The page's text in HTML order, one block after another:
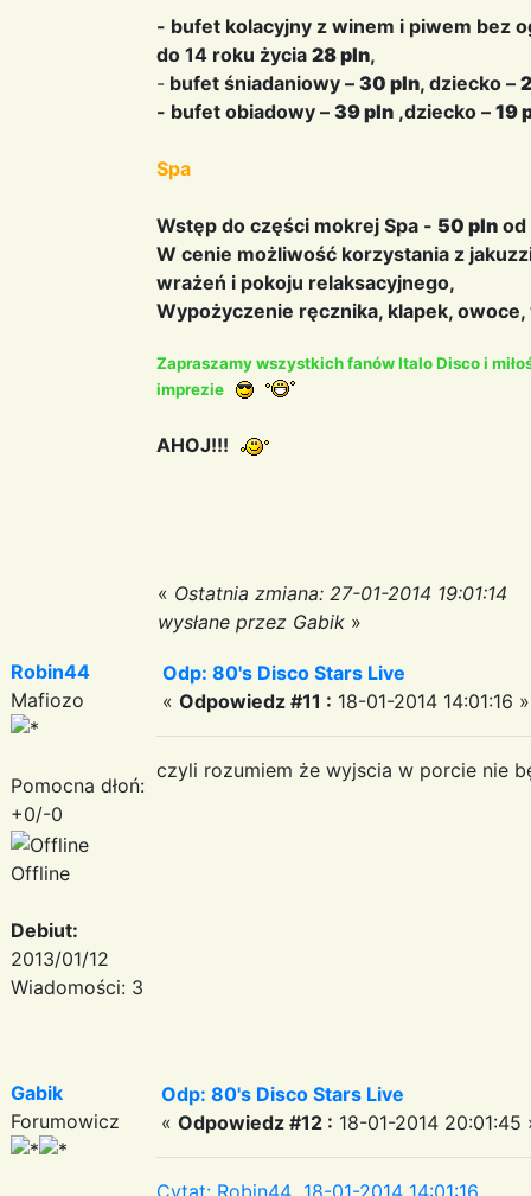
- bufet kolacyjny z winem i piwem bez
do 14 roku życia 28 pln,
- bufet śniadaniowy – 30 pln, dziecko –
- bufet obiadowy – 39 pln ,dziecko – 19
Spa
Wstęp do części mokrej Spa - 50 pln od
W cenie możliwość korzystania z
wrażeń i pokoju relaksacyjnego,
Wypożyczenie ręcznika, klapek,
Zapraszamy wszystkich fanów Italo Disco i
imprezie
AHOJ!!!
« Ostatnia zmiana: 27-01-2014 19:01:14
wysłane przez Gabik »
Robin44
Mafiozo
Pomocna dłoń:
+0/-0
Offline
Debiut:
2013/01/12
Wiadomości: 3
Odp: 80's Disco Stars Live
« Odpowiedz #11 : 18-01-2014 14:01:16 »
czyli rozumiem że wyjscia w porcie nie
Gabik
Forumowicz
Odp: 80's Disco Stars Live
« Odpowiedz #12 : 18-01-2014 20:01:45
Cytat: Robin44 18-01-2014 14:01:16